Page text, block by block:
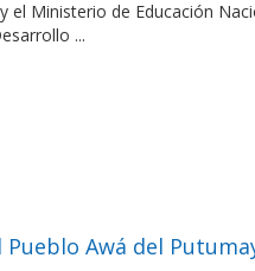
el Ministerio de Educación
...
Awá del